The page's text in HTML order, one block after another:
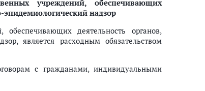
учреждений, обеспечивающих
эпидемиологический надзор
обеспечивающих деятельность органов,
является расходным обязательством
с гражданами, индивидуальными